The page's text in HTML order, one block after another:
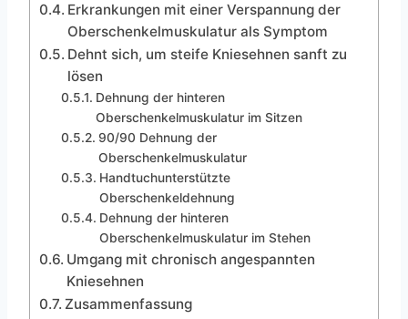
Erkrankungen mit einer Verspannung der
Oberschenkelmuskulatur als Symptom
Dehnt sich, um steife Kniesehnen sanft zu
lösen
Dehnung der hinteren
Oberschenkelmuskulatur im Sitzen
90/90 Dehnung der
Oberschenkelmuskulatur
Handtuchunterstützte
Oberschenkeldehnung
Dehnung der hinteren
Oberschenkelmuskulatur im Stehen
Umgang mit chronisch angespannten
Kniesehnen
Zusammenfassung